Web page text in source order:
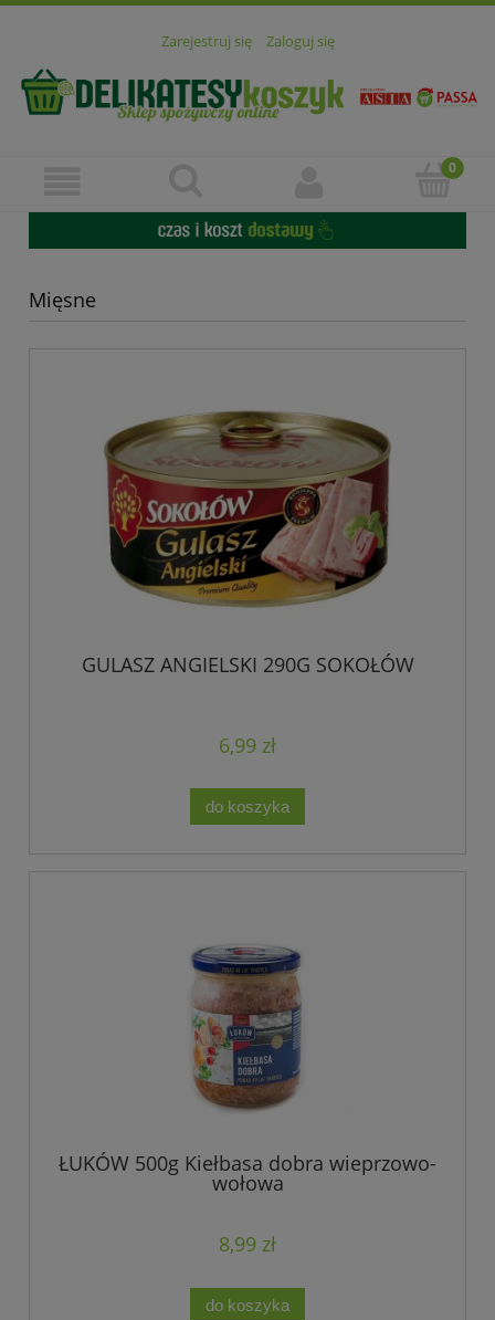
Zarejestruj się Zaloguj się
Mięsne
GULASZ ANGIELSKI 290G SOKOŁÓW
6,99 zł
do koszyka
ŁUKÓW 500g Kiełbasa dobra wieprzowo-
wołowa
8,99 zł
do koszyka